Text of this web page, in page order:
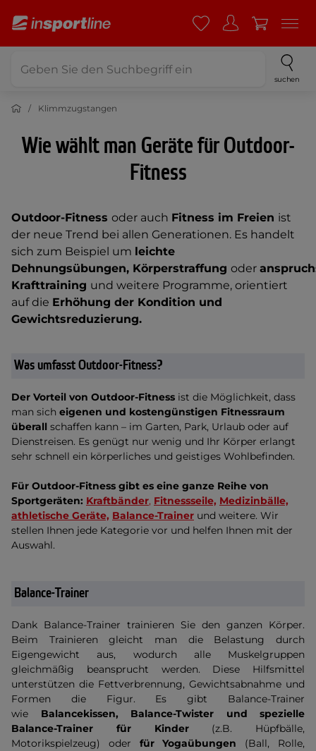
suchen
Klimmzugstangen
Wie wählt man Geräte für Outdoor-
Fitness
Outdoor-Fitness oder auch Fitness im Freien ist
der neue Trend bei allen Generationen. Es handelt
sich zum Beispiel um leichte
Dehnungsübungen, Körperstraffung oder
Krafttraining und weitere Programme, orientiert
auf die Erhöhung der Kondition und
Gewichtsreduzierung.
Was umfasst Outdoor-Fitness?
Der Vorteil von Outdoor-Fitness ist die Möglichkeit, dass
man sich eigenen und kostengünstigen Fitnessraum
überall schaffen kann – im Garten, Park, Urlaub oder auf
Dienstreisen. Es genügt nur wenig und Ihr Körper erlangt
sehr schnell ein körperliches und geistiges Wohlbefinden.
Für Outdoor-Fitness gibt es eine ganze Reihe von
Sportgeräten: Kraftbänder, Fitnessseile, Medizinbälle,
athletische Geräte, Balance-Trainer und weitere. Wir
stellen Ihnen jede Kategorie vor und helfen Ihnen mit der
Auswahl.
Balance-Trainer
Dank Balance-Trainer trainieren Sie den ganzen Körper.
Beim Trainieren gleicht man die Belastung durch
Eigengewicht aus, wodurch alle Muskelgruppen
gleichmäßig beansprucht werden. Diese Hilfsmittel
unterstützen die Fettverbrennung, Gewichtsabnahme und
Formen die Figur. Es gibt Balance-Trainer
wie Balancekissen, Balance-Twister und spezielle
Balance-Trainer für Kinder(z.B. Hüpfbälle,
Motorikspielzeug) oder für Yogaübungen (Ball, Rolle,